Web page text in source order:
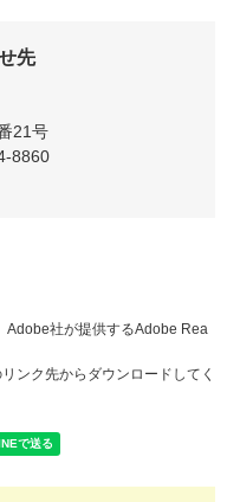
先
21号
8860
Adobe社が提供するAdobe Rea
ンク先からダウンロードしてく